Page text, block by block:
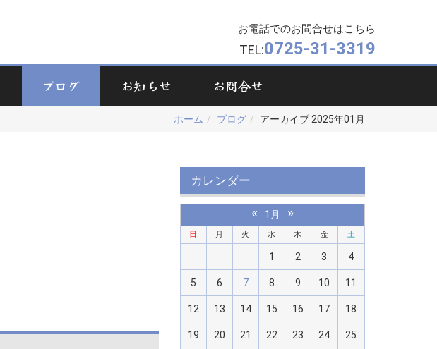
お電話でのお問合せはこちら
TEL:0725-31-3319
ブログ お知らせ お問合せ
ホーム ブログ アーカイブ 2025年01月
カレンダー
« 1月 »
日 月 火 水 木 金 土
1 2 3 4
5 6 7 8 9 10 11
12 13 14 15 16 17 18
19 20 21 22 23 24 25